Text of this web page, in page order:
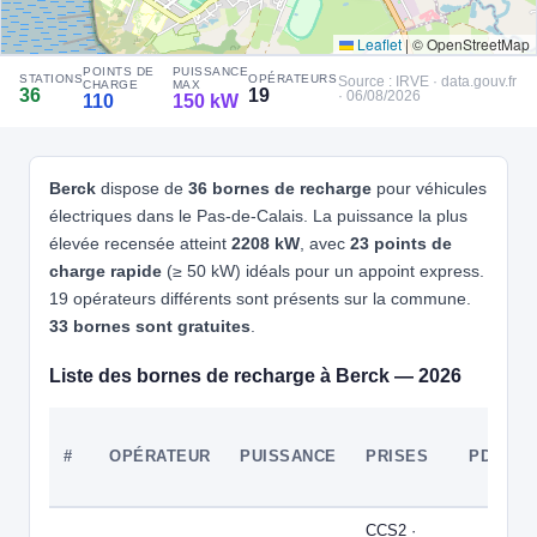
🧭 S'y rendre
4 ELECTRIC 55 CHARGING
PARKING RUE DE LA MAIRIE - SAINT-JOSSE-SUR-MER
⚡ 22.08 kW CCS2 · CHAdeMO · Type 2 · EF 2 PDC
🅿️ Parking public Recharge gratuite
CB acceptée
♿ Accessible PMR
Accès libre Réservable 🏍️ 2 roues
🧭 S'y rendre
EASY CHARGE | FR*ECH
Easy Charge/9cac3abe-a47b-5943-afc8-6d937ff0e7b6
⚡ 60 kW CCS2 · CHAdeMO · Type 2 · EF 3 PDC
🅿️ Bord de rue
🧭 S'y rendre
Leaflet | © OpenStreetMap
STATIONS
36
POINTS DE
CHARGE
110
PUISSANCE
MAX
150 kW
OPÉRATEURS
19
Source : IRVE · data.gouv.fr
· 06/08/2026
Berck dispose de 36 bornes de recharge pour véhicules
électriques dans le Pas-de-Calais. La puissance la plus
élevée recensée atteint 2208 kW , avec 23 points de
charge rapide (≥ 50 kW) idéals pour un appoint express.
19 opérateurs différents sont présents sur la commune.
33 bornes sont gratuites
Liste des bornes de recharge à Berck — 2026
# OPÉRATEUR PUISSANCE PRISES PDC
CCS2 ·